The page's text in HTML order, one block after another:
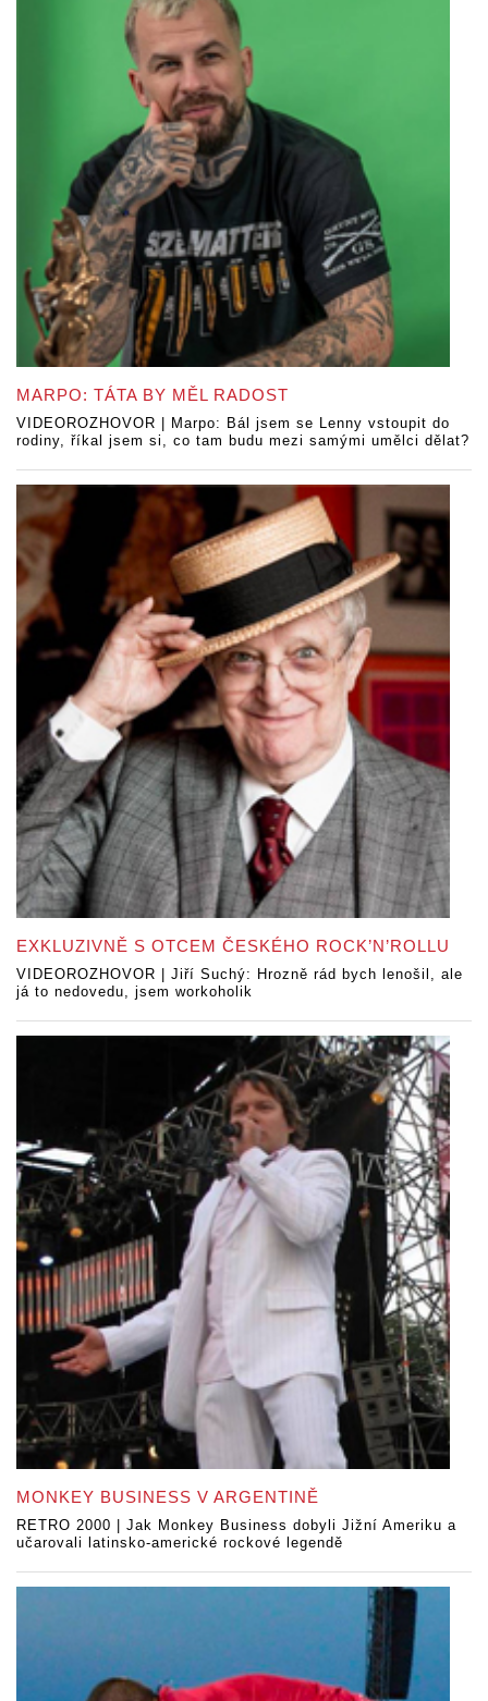
MARPO: TÁTA BY MĚL RADOST
VIDEOROZHOVOR | Marpo: Bál jsem se Lenny vstoupit do
rodiny, říkal jsem si, co tam budu mezi samými umělci dělat?
EXKLUZIVNĚ S OTCEM ČESKÉHO ROCK’N’ROLLU
VIDEOROZHOVOR | Jiří Suchý: Hrozně rád bych lenošil, ale
já to nedovedu, jsem workoholik
MONKEY BUSINESS V ARGENTINĚ
RETRO 2000 | Jak Monkey Business dobyli Jižní Ameriku a
učarovali latinsko-americké rockové legendě